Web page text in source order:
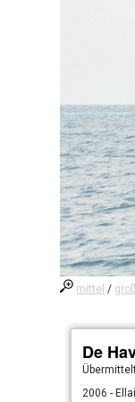
mittel /
De
2006 -